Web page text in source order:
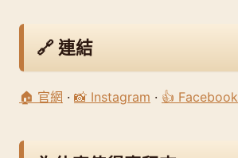
🔗 連結
🏠 官網 · 📸 Instagram · 👍 Facebook